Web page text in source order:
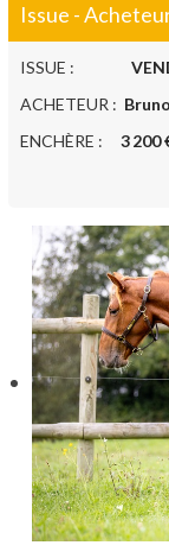
Issue -
ISSUE :
ACHETEUR :
ENCHÈRE : 3 200